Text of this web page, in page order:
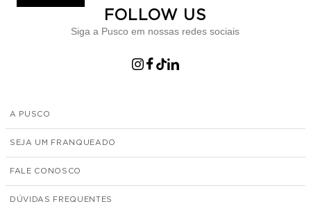
FOLLOW US
Siga a Pusco em nossas redes sociais
A PUSCO
SEJA UM FRANQUEADO
FALE CONOSCO
DÚVIDAS FREQUENTES